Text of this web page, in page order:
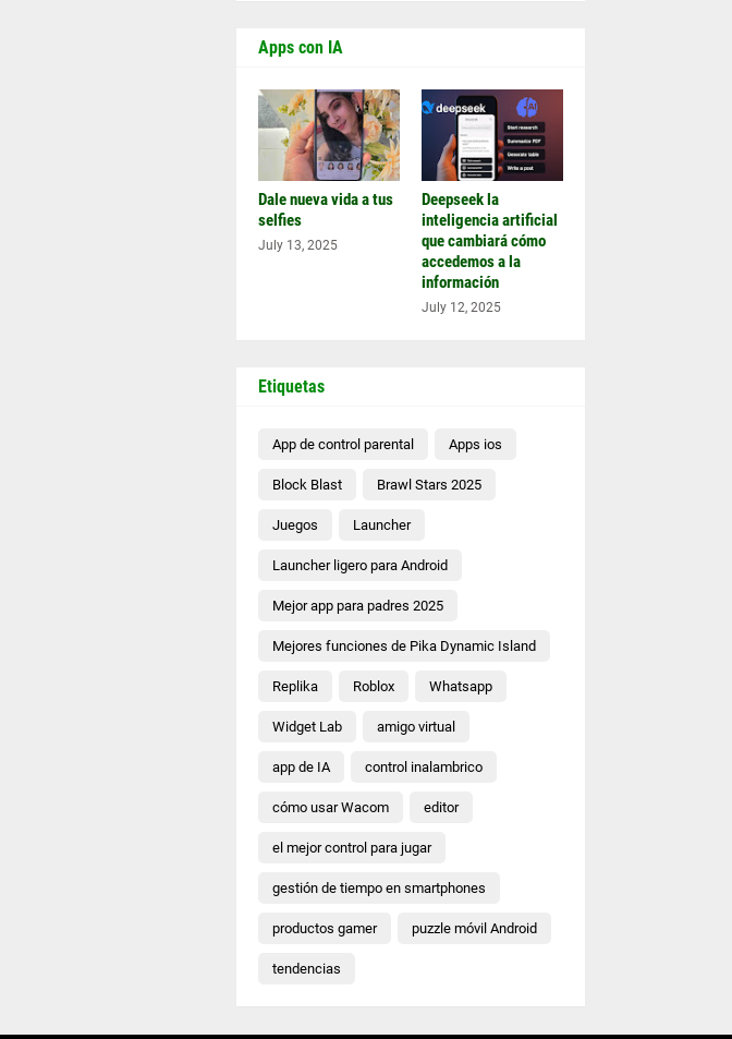
Apps con IA
Dale nueva vida a tus
selfies
July 13, 2025
Deepseek la
inteligencia artificial
que cambiará cómo
accedemos a la
información
July 12, 2025
Etiquetas
App de control parental Apps ios
Block Blast Brawl Stars 2025
Juegos Launcher
Launcher ligero para Android
Mejor app para padres 2025
Mejores funciones de Pika Dynamic Island
Replika Roblox Whatsapp
Widget Lab amigo virtual
app de IA control inalambrico
cómo usar Wacom editor
el mejor control para jugar
gestión de tiempo en smartphones
productos gamer puzzle móvil Android
tendencias